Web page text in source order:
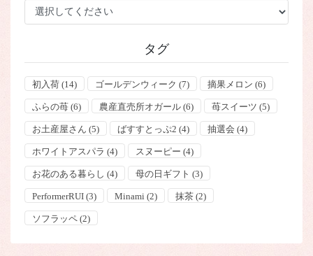
タグ
初入荷(14) ゴールデンウィーク (7) 摘果メロン (6)
ふらの苺(6) 農産直売所オガール(6) 苺スイーツ (5)
お土産屋さん (5) ばすすとっぷ2 (4) 抽選会 (4)
ホワイトアスパラ (4) スヌーピー (4)
お花のある暮らし (4) 母の日ギフト (3)
PerformerRUI(3) Minami (2) 抹茶(2)
ソフラッペ(2)